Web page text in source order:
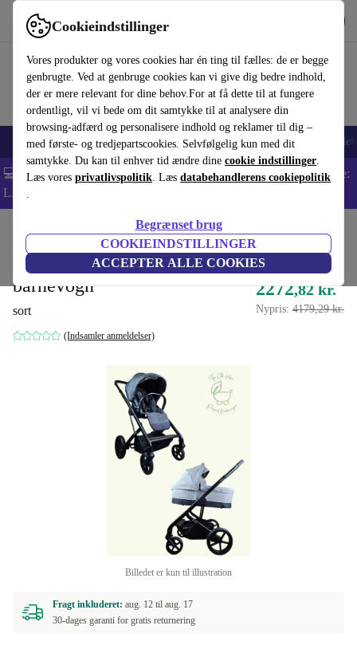
Cookieindstillinger
Vores produkter og vores cookies har én ting til fælles: de er begge
genbrugte. Ved at genbruge cookies kan vi give dig bedre indhold,
der er mere relevant for dine behov.For at få dette til at fungere
ordentligt, vil vi bede om dit samtykke til at analysere din
browsing-adfærd og personalisere indhold og reklamer til dig –
med første- og tredjepartscookies. Selvfølgelig kun med dit
samtykke. Du kan til enhver tid ændre dine cookie indstillinger.
Læs vores privatlivspolitik. Læs databehandlerens cookiepolitik
.
Begrænset brug
COOKIEINDSTILLINGER
ACCEPTER ALLE COOKIES
Brug refurbed hurtigt og nemt
Smartphones Bærbare Tablets Smartwatches Tilbehør
💻 Ekstra 5% rabat på alle MacBooks og bærbare computere - Kode:
LAPTOP5 -
Barnevogne & Klapvogne
Britax suttekrus Balios S
barnevogn
sort
(Indsamler anmeldelser)
2272,82 kr.
Nypris: 4179,29 kr.
Billedet er kun til illustration
Fragt inkluderet: aug. 12 til aug. 17
30-dages garanti for gratis returnering